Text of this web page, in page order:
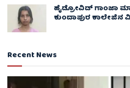
ಹೈಡ್ರೋವಿಡ್ ಗಾಂಜಾ
ಕುಂದಾಪುರ ಕಾಲೇಜಿನ
Recent News